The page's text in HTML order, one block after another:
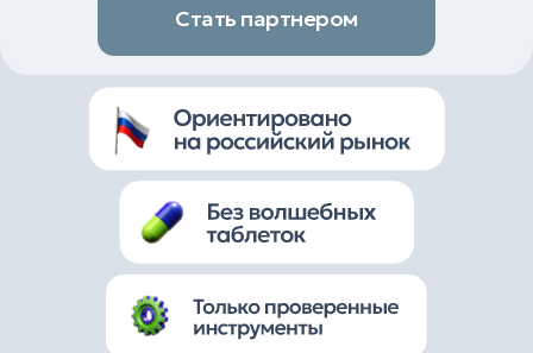
Стать партнером